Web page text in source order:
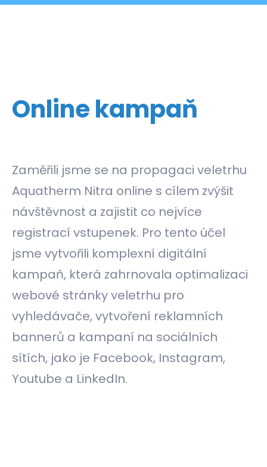
Online kampaň
Zaměřili jsme se na propagaci veletrhu
Aquatherm Nitra online s cílem zvýšit
návštěvnost a zajistit co nejvíce
registrací vstupenek. Pro tento účel
jsme vytvořili komplexní digitální
kampaň, která zahrnovala optimalizaci
webové stránky veletrhu pro
vyhledávače, vytvoření reklamních
bannerů a kampaní na sociálních
sítích, jako je Facebook, Instagram,
Youtube a LinkedIn.